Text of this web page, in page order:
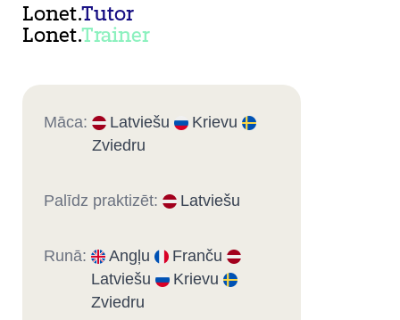
Lonet.Tutor
Lonet.Trainer
Māca: Latviešu
Krievu
Zviedru
Palīdz praktizēt: Latviešu
Runā: Angļu
Franču
Latviešu
Krievu
Zviedru